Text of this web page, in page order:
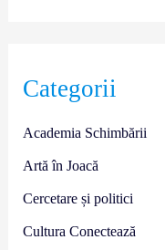
Categorii
Academia Schimbării
Artă în Joacă
Cercetare și politici
Cultura Conectează